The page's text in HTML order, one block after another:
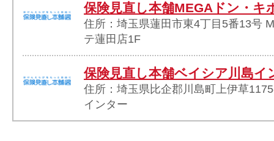
保険見直し本舗MEGAドン・キ
住所：埼玉県蓮田市東4丁目5番13号
テ蓮田店1F
保険見直し本舗ベイシア川島イ
住所：埼玉県比企郡川島町上伊草
インター